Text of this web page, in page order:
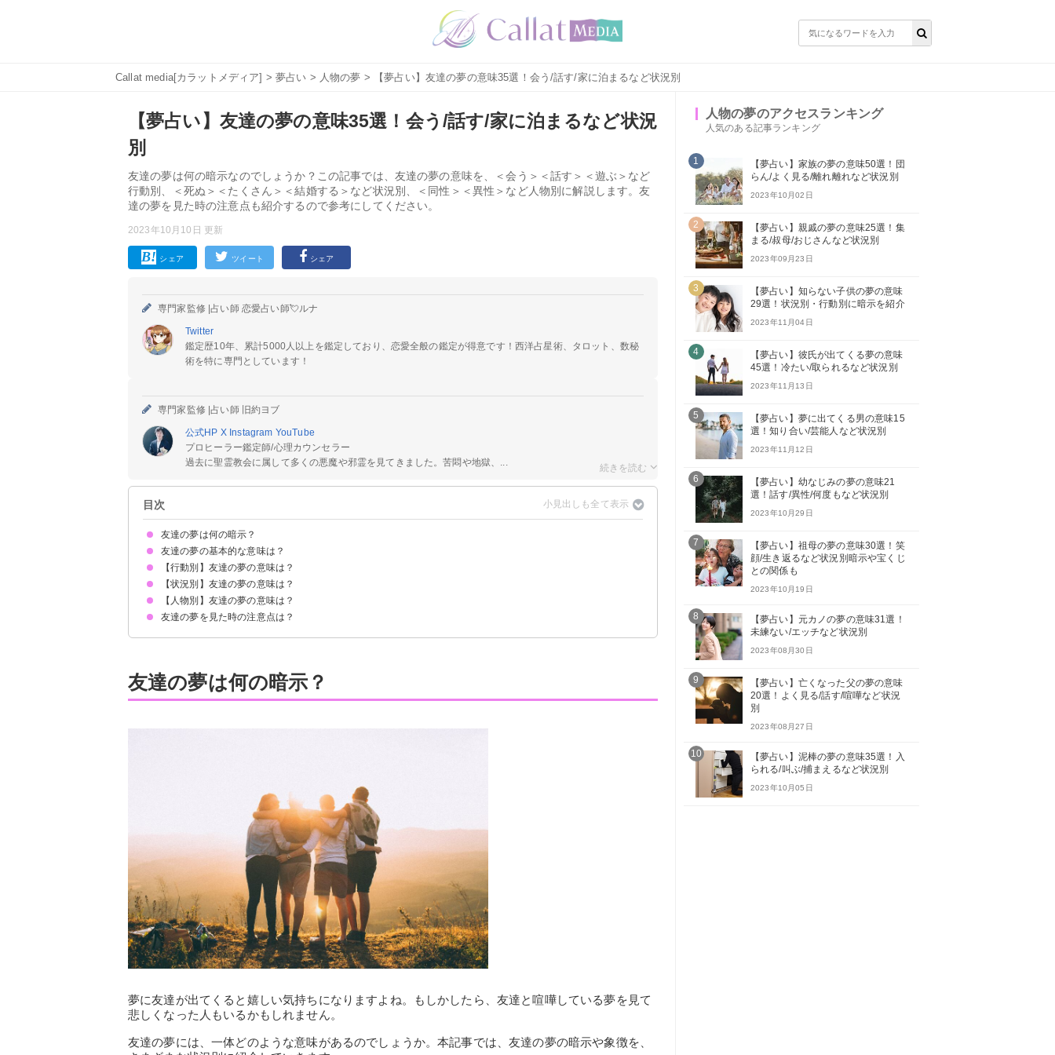
Callat media[カラットメディア] >夢占い > 人物の夢 > 【夢占い】友達の夢の意味35選！会う/話す/家に泊まるなど状況別
【夢占い】友達の夢の意味35選！会う/話す/家に泊まるなど状況
別
友達の夢は何の暗示なのでしょうか？この記事では、友達の夢の意味を、＜会う＞＜話す＞＜遊ぶ＞など
行動別、＜死ぬ＞＜たくさん＞＜結婚する＞など状況別、＜同性＞＜異性＞など人物別に解説します。友
達の夢を見た時の注意点も紹介するので参考にしてください。
2023年10月10日 更新
シェア ツイート シェア
専門家監修 |占い師 恋愛占い師💘ルナ
Twitter
鑑定歴10年、累計5000人以上を鑑定しており、恋愛全般の鑑定が得意です！西洋占星術、タロット、数秘
術を特に専門としています！
専門家監修 |占い師 旧約ヨブ
公式HP X Instagram YouTube
プロヒーラー鑑定師/心理カウンセラー
過去に聖霊教会に属して多くの悪魔や邪霊を見てきました。苦悶や地獄、...
目次
友達の夢は何の暗示？
友達の夢の基本的な意味は？
自分自身が置かれている状況の暗示
状況によって意味が決まる
【行動別】友達の夢の意味は？
友達と会う夢【吉夢】
友達と話す夢【吉夢・警告夢】
友達の家に泊まる【吉夢・警告夢】
友達と遊ぶ夢【警告夢】
友達と喧嘩する夢【警告夢】
友達と一緒に歩く夢【吉夢】
友達と旅行する夢【吉夢・警告夢】
友達と電話する夢【警告夢】
友達と食事する夢【吉夢・警告夢】
友達と仲良くなる夢【吉夢・願望夢】
友達と仲直りする夢【願望夢】
友達を助ける夢【吉夢・願望夢】
友達と別れる夢【逆夢】
友達とキスする夢【吉夢・警告夢】
【状況別】友達の夢の意味は？
友達がたくさん出てくる夢【吉夢】
友達が結婚する夢【願望夢】
友達が妊娠する夢【吉夢】
友達が出産する夢【吉夢】
友達が離婚する夢【凶夢】
友達に怒られる夢【警告夢】
友達に嫌われる夢【願望夢】
友達に裏切られる夢【警告夢】
友達が殺される夢【吉夢】
友達が死ぬ夢【吉夢】
友達が自殺する夢【願望夢】
友達が病気になる夢【警告夢】
友達が泣く夢【警告夢】
友達が家に来る夢【吉夢】
友達がいなくなる夢【願望夢】
友達が逮捕される夢【警告夢】
【人物別】友達の夢の意味は？
昔の友達の夢【警告夢】
長い間会っていない友達の夢【警告夢】
異性の友達の夢【吉夢・警告夢】
同性の友達の夢【吉夢】
親友の夢【吉夢・警告夢】
友達の夢を見た時の注意点は？
友達の夢は何の暗示？
夢に友達が出てくると嬉しい気持ちになりますよね。もしかしたら、友達と喧嘩している夢を見て
悲しくなった人もいるかもしれません。
友達の夢には、一体どのような意味があるのでしょうか。本記事では、友達の夢の暗示や象徴を、
人物の夢のアクセスランキング
人気のある記事ランキング
1
【夢占い】家族の夢の意味50選！団
らん/よく見る/離れ離れなど状況別
2023年10月02日
2
【夢占い】親戚の夢の意味25選！集
まる/叔母/おじさんなど状況別
2023年09月23日
3
【夢占い】知らない子供の夢の意味
29選！状況別・行動別に暗示を紹介
2023年11月04日
4
【夢占い】彼氏が出てくる夢の意味
45選！冷たい/取られるなど状況別
2023年11月13日
5
【夢占い】夢に出てくる男の意味15
選！知り合い/芸能人など状況別
2023年11月12日
6
【夢占い】幼なじみの夢の意味21
選！話す/異性/何度もなど状況別
2023年10月29日
7
【夢占い】祖母の夢の意味30選！笑
顔/生き返るなど状況別暗示や宝くじ
との関係も
2023年10月19日
8
【夢占い】元カノの夢の意味31選！
未練ない/エッチなど状況別
2023年08月30日
9
【夢占い】亡くなった父の夢の意味
20選！よく見る/話す/喧嘩など状況
別
2023年08月27日
10
【夢占い】泥棒の夢の意味35選！入
られる/叫ぶ/捕まえるなど状況別
2023年10月05日